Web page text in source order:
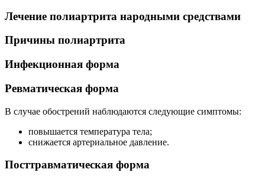
Лечение полиартрита народными средствами
Причины полиартрита
Инфекционная форма
Ревматическая форма
В случае обострений наблюдаются следующие симптомы:
повышается температура тела;
снижается артериальное давление.
Посттравматическая форма